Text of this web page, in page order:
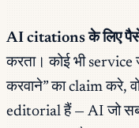
AI citations के लिए
करता। कोई भी
करवाने” का claim करे,
editorial हैं — AI जो